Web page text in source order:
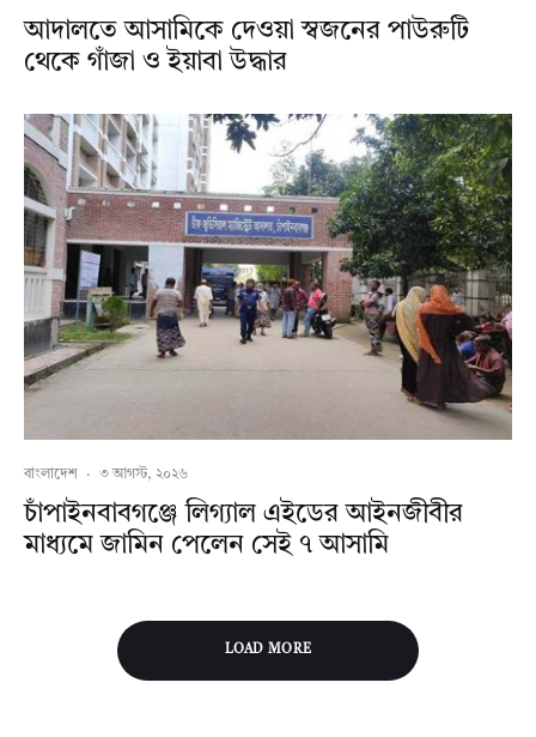
আদালতে আসামিকে দেওয়া স্বজনের পাউরুটি
থেকে গাঁজা ও ইয়াবা উদ্ধার
বাংলাদেশ · ৩ আগস্ট, ২০২৬
চাঁপাইনবাবগঞ্জে লিগ্যাল এইডের আইনজীবীর
মাধ্যমে জামিন পেলেন সেই ৭ আসামি
LOAD MORE